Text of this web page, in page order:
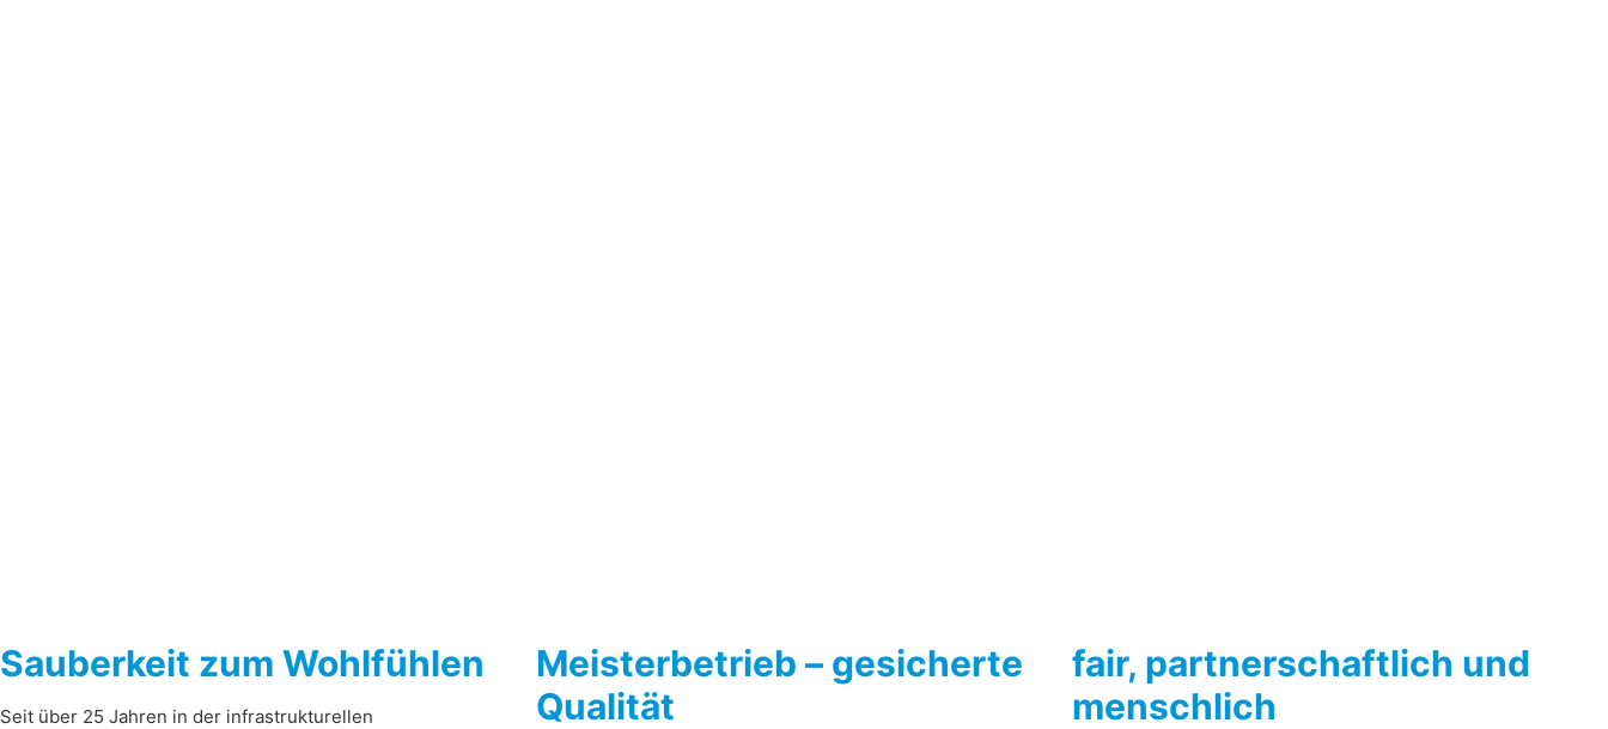
Sauberkeit zum Wohlfühlen
Seit über 25 Jahren in der infrastrukturellen
Meisterbetrieb – gesicherte
Qualität
fair, partnerschaftlich und
menschlich